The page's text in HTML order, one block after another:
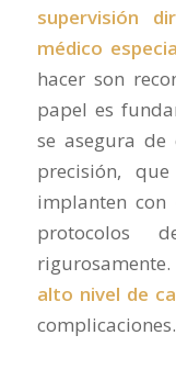
supervisión
médico
hacer son
papel es
se asegura de
precisión,
implanten
protocolos
alto nivel de
complicaciones.